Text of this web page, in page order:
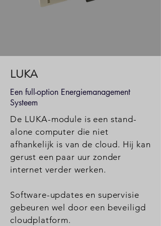
LUKA
Een full-option Energiemanagement
Systeem
De LUKA-module is een stand-
alone computer die niet
afhankelijk is van de cloud. Hij kan
gerust een paar uur zonder
internet verder werken.
Software-updates en supervisie
gebeuren wel door een beveiligd
cloudplatform.